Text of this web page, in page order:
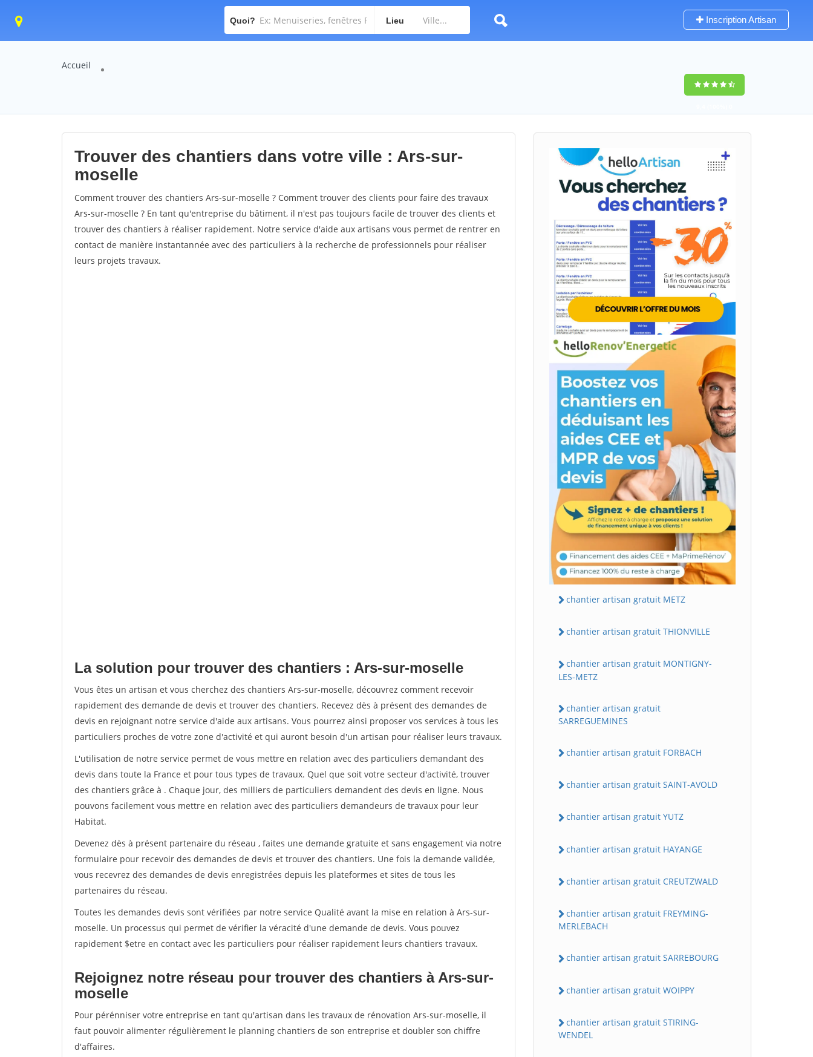
Quoi? Lieu Inscription Artisan
Accueil
Trouver des chantiers dans votre ville : Ars-sur-
moselle
Comment trouver des chantiers Ars-sur-moselle ? Comment trouver des clients pour faire des travaux
Ars-sur-moselle ? En tant qu'entreprise du bâtiment, il n'est pas toujours facile de trouver des clients et
trouver des chantiers à réaliser rapidement. Notre service d'aide aux artisans vous permet de rentrer en
contact de manière instantannée avec des particuliers à la recherche de professionnels pour réaliser
leurs projets travaux.
La solution pour trouver des chantiers : Ars-sur-moselle
Vous êtes un artisan et vous cherchez des chantiers Ars-sur-moselle, découvrez comment recevoir
rapidement des demande de devis et trouver des chantiers. Recevez dès à présent des demandes de
devis en rejoignant notre service d'aide aux artisans. Vous pourrez ainsi proposer vos services à tous les
particuliers proches de votre zone d'activité et qui auront besoin d'un artisan pour réaliser leurs travaux.
L'utilisation de notre service permet de vous mettre en relation avec des particuliers demandant des
devis dans toute la France et pour tous types de travaux. Quel que soit votre secteur d'activité, trouver
des chantiers grâce à . Chaque jour, des milliers de particuliers demandent des devis en ligne. Nous
pouvons facilement vous mettre en relation avec des particuliers demandeurs de travaux pour leur
Habitat.
Devenez dès à présent partenaire du réseau , faites une demande gratuite et sans engagement via notre
formulaire pour recevoir des demandes de devis et trouver des chantiers. Une fois la demande validée,
vous recevrez des demandes de devis enregistrées depuis les plateformes et sites de tous les
partenaires du réseau.
Toutes les demandes devis sont vérifiées par notre service Qualité avant la mise en relation à Ars-sur-
moselle. Un processus qui permet de vérifier la véracité d'une demande de devis. Vous pouvez
rapidement $etre en contact avec les particuliers pour réaliser rapidement leurs chantiers travaux.
Rejoignez notre réseau pour trouver des chantiers à Ars-sur-
moselle
Pour pérénniser votre entreprise en tant qu'artisan dans les travaux de rénovation Ars-sur-moselle, il
faut pouvoir alimenter régulièrement le planning chantiers de son entreprise et doubler son chiffre
d'affaires.
chantier artisan gratuit METZ
chantier artisan gratuit THIONVILLE
chantier artisan gratuit MONTIGNY-
LES-METZ
chantier artisan gratuit
SARREGUEMINES
chantier artisan gratuit FORBACH
chantier artisan gratuit SAINT-AVOLD
chantier artisan gratuit YUTZ
chantier artisan gratuit HAYANGE
chantier artisan gratuit CREUTZWALD
chantier artisan gratuit FREYMING-
MERLEBACH
chantier artisan gratuit SARREBOURG
chantier artisan gratuit WOIPPY
chantier artisan gratuit STIRING-
WENDEL